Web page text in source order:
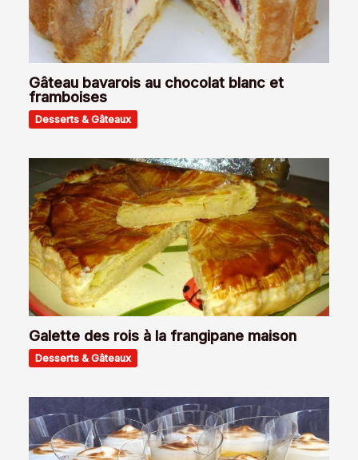
Gâteau bavarois au chocolat blanc et
framboises
Desserts & Gâteaux
Galette des rois à la frangipane maison
Desserts & Gâteaux